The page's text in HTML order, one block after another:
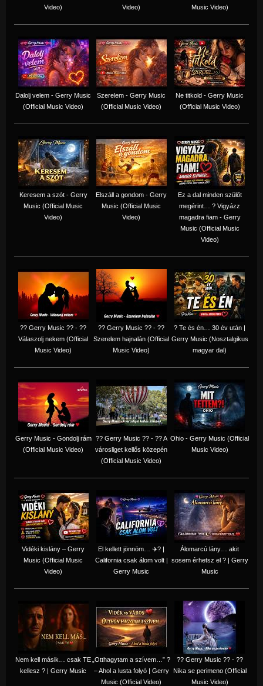
Video)
Video)
Music Video)
Dalolj velem - Gerry Music
(Official Music Video)
Szerelem - Gerry Music
(Official Music Video)
Ne titkold - Gerry Music
(Official Music Video)
Keresem a szót - Gerry
Music (Official Music
Video)
Elszáll a gondom - Gerry
Music (Official Music
Video)
Ez a dal minden szülőt
megérint… ? Vigyázz
magadra fiam - Gerry
Music (Official Music
Video)
?? Gerry Music ?? - ??
Válaszolj nekem (Official
Music Video)
?? Gerry Music ?? - ??
Szerelem hajnalán (Official
Music Video)
? Te és én… 30 év után |
Gerry Music (Nosztalgikus
magyar dal)
Gerry Music - Gondolj rám
(Official Music Video)
?? Gerry Music ?? - ?? A
városliget kellős közepén
(Official Music Video)
Ohio - Gerry Music (Official
Music Video)
Vidéki kislány – Gerry
Music (Official Music
Video)
El kellett jönnöm… ✈️? |
California csak álom volt |
Gerry Music
Álomarcú lány… akit
sosem érhetsz el ? | Gerry
Music
Nem kell másik… csak TE
kellesz ? | Gerry Music
„Otthagytam a szívem…” ?
– Ahol a lusta folyó | Gerry
Music (Official Video)
?? Gerry Music ?? - ??
Nika se perimeno (Official
Music Video)